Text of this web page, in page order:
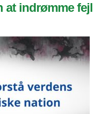
at indrømme fejl